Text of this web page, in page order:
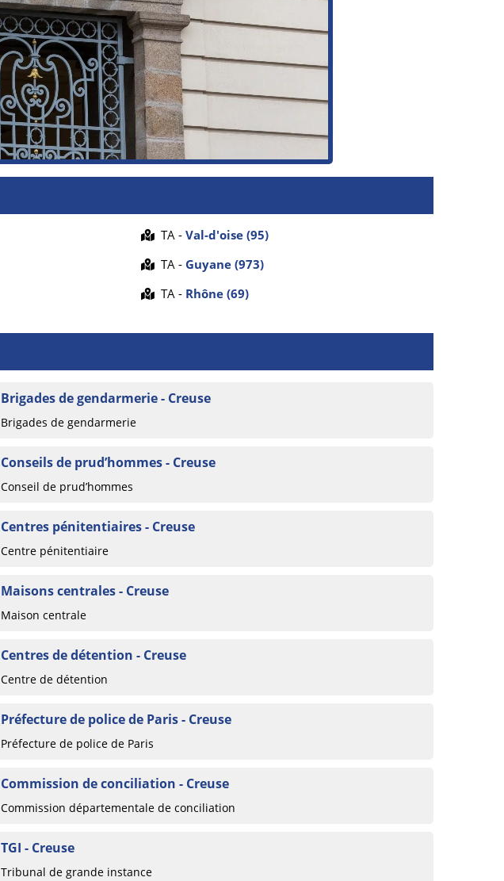
TA -Val-d'oise (95)
TA -Guyane (973)
TA - Rhône (69)
Brigades de gendarmerie - Creuse
Brigades de gendarmerie
Conseils de prud’hommes - Creuse
Conseil de prud’hommes
Centres pénitentiaires - Creuse
Centre pénitentiaire
Maisons centrales - Creuse
Maison centrale
Centres de détention - Creuse
Centre de détention
Préfecture de police de Paris - Creuse
Préfecture de police de Paris
Commission de conciliation - Creuse
Commission départementale de conciliation
TGI - Creuse
Tribunal de grande instance